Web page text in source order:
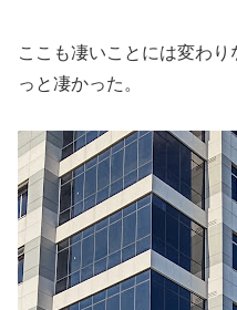
ここも凄いことには変わ
っと凄かった。